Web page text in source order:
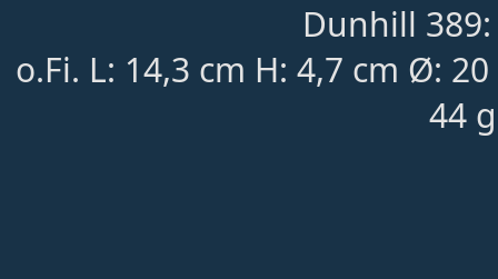
Dunhill
o.Fi. L: 14,3 cm H: 4,7 cm Ø:
44